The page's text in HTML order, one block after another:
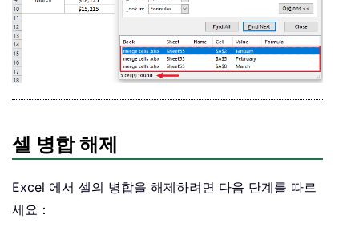
셀 병합 해제
Excel 에서 셀의 병합을 해제하려면 다음 단계를 따르
세요：